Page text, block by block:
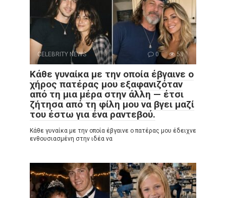
CELEBRITY NEWS 0 58
Κάθε γυναίκα με την οποία έβγαινε ο
χήρος πατέρας μου εξαφανιζόταν
από τη μια μέρα στην άλλη — έτσι
ζήτησα από τη φίλη μου να βγει μαζί
του έστω για ένα ραντεβού.
Κάθε γυναίκα με την οποία έβγαινε ο πατέρας μου έδειχνε
ενθουσιασμένη στην ιδέα να